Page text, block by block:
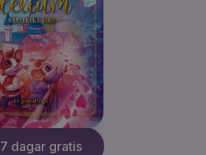
dagar gratis